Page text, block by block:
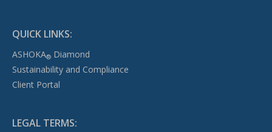
QUICK LINKS:
ASHOKA®Diamond
Sustainability and Compliance
Client Portal
LEGAL TERMS: